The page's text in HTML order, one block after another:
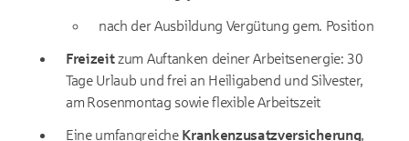
nach der Ausbildung Vergütung gem. Position
Freizeitzum Auftanken deiner Arbeitsenergie: 30
Tage Urlaub und frei an Heiligabend und Silvester,
am Rosenmontag sowie flexible Arbeitszeit
Eine umfangreiche Krankenzusatzversicherung,